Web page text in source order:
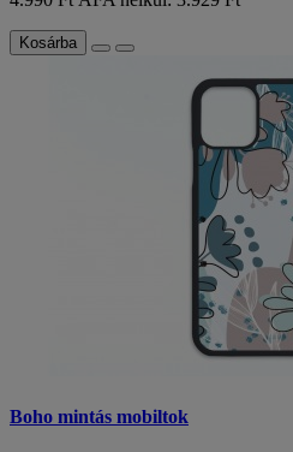
Kosárba
Boho mintás mobiltok